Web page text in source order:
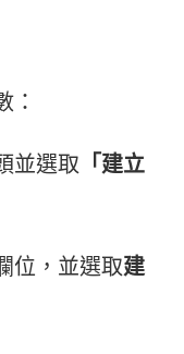
：
並選取 「建立
位，並選取建